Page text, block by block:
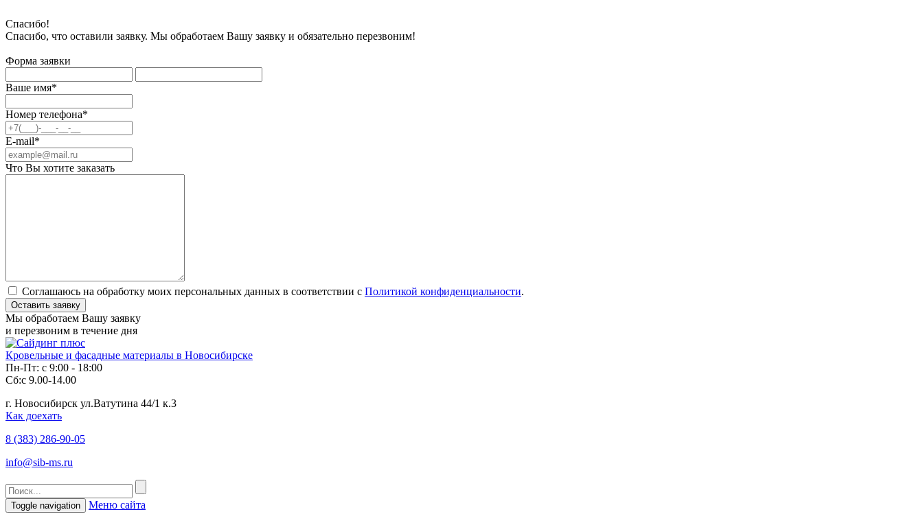
Спасибо!
Спасибо, что оставили заявку. Мы обработаем Вашу заявку и обязательно перезвоним!
Форма заявки
Ваше имя*
Номер телефона*
E-mail*
Что Вы хотите заказать
Соглашаюсь на обработку моих персональных данных в соответствии с Политикой конфиденциальности.
Мы обработаем Вашу заявку
и перезвоним в течение дня
Кровельные и фасадные материалы в Новосибирске
Пн-Пт: с 9:00 - 18:00
Сб:с 9.00-14.00
г. Новосибирск ул.Ватутина 44/1 к.3
Как доехать
8 (383) 286-90-05
info@sib-ms.ru
Toggle navigation Меню сайта